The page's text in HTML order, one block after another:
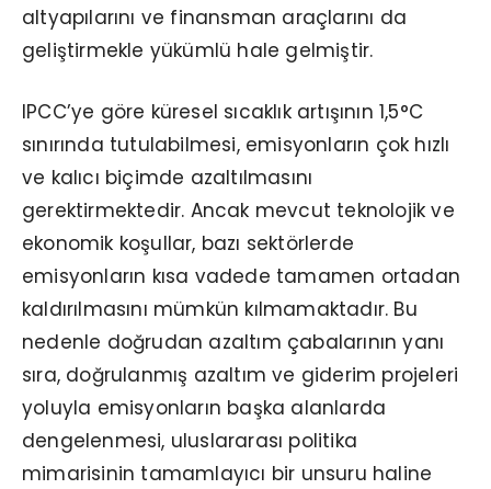
altyapılarını ve finansman araçlarını da
geliştirmekle yükümlü hale gelmiştir.
IPCC’ye göre küresel sıcaklık artışının 1,5°C
sınırında tutulabilmesi, emisyonların çok hızlı
ve kalıcı biçimde azaltılmasını
gerektirmektedir. Ancak mevcut teknolojik ve
ekonomik koşullar, bazı sektörlerde
emisyonların kısa vadede tamamen ortadan
kaldırılmasını mümkün kılmamaktadır. Bu
nedenle doğrudan azaltım çabalarının yanı
sıra, doğrulanmış azaltım ve giderim projeleri
yoluyla emisyonların başka alanlarda
dengelenmesi, uluslararası politika
mimarisinin tamamlayıcı bir unsuru haline